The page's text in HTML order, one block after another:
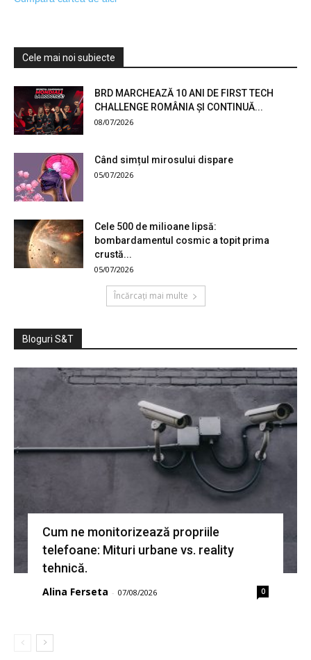
Cele mai noi subiecte
BRD MARCHEAZĂ 10 ANI DE FIRST TECH
CHALLENGE ROMÂNIA ȘI CONTINUĂ...
08/07/2026
Când simțul mirosului dispare
05/07/2026
Cele 500 de milioane lipsă:
bombardamentul cosmic a topit prima
crustă...
05/07/2026
Încărcați mai multe
Bloguri S&T
Cum ne monitorizează propriile
telefoane: Mituri urbane vs. reality
tehnică.
Alina Ferseta - 07/08/2026 0